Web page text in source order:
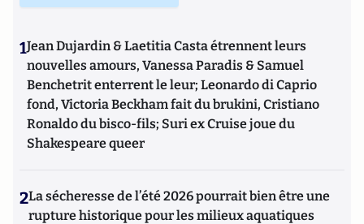
1Jean Dujardin & Laetitia Casta étrennent leurs
nouvelles amours, Vanessa Paradis & Samuel
Benchetrit enterrent le leur; Leonardo di Caprio
fond, Victoria Beckham fait du brukini, Cristiano
Ronaldo du bisco-fils; Suri ex Cruise joue du
Shakespeare queer
2La sécheresse de l’été 2026 pourrait bien être une
rupture historique pour les milieux aquatiques